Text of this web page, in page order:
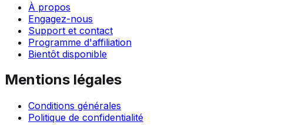
À propos
Engagez-nous
Support et contact
Programme d'affiliation
Bientôt disponible
Mentions légales
Conditions générales
Politique de confidentialité